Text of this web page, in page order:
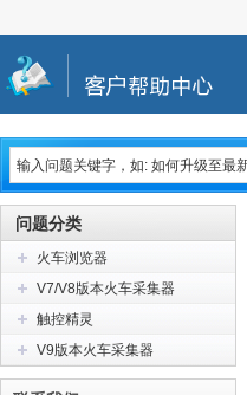
问题分类
火车浏览器
V7/V8版本火车采集器
触控精灵
V9版本火车采集器